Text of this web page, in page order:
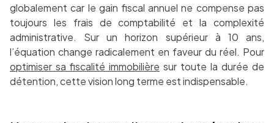
globalement car le gain fiscal annuel ne compense pas
toujours les frais de comptabilité et la complexité
administrative. Sur un horizon supérieur à 10 ans,
l’équation change radicalement en faveur du réel. Pour
optimiser sa fiscalité immobilière sur toute la durée de
détention, cette vision long terme est indispensable.